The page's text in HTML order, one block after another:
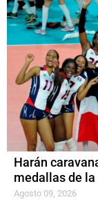
Harán
medallas de la
Agosto 09, 2026